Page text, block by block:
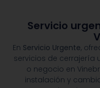
Servicio
En Servicio Urgente,
servicios de cerrajería
o negocio en
instalación y